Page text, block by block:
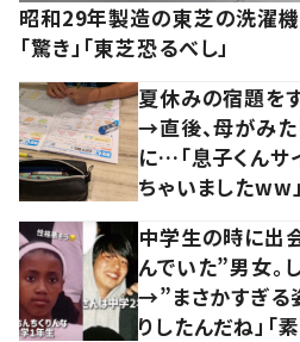
昭和29年製造の東芝の洗濯
「驚き」「東芝恐るべし」
夏休みの宿題を
→直後、母がみた
に…「息子くんサ
ちゃいましたww」
中学生の時に出
んでいた”男女。
→”まさかすぎる
りしたんだね」「